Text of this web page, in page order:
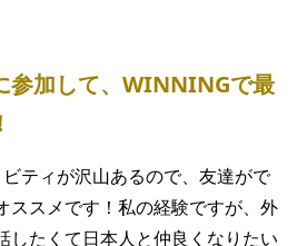
参加して、WINNINGで最
ティが沢山あるので、友達がで
ススメです！私の経験ですが、外
したくて日本人と仲良くなりたい